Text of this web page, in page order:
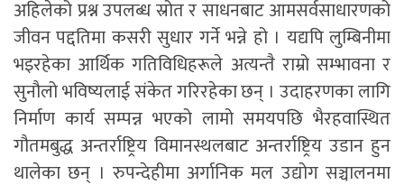
अहिलेको प्रश्न उपलब्ध स्रोत र साधनबाट आमसर्वसाधारणको
जीवन पद्दतिमा कसरी सुधार गर्ने भन्ने हो । यद्यपि लुम्बिनीमा
भइरहेका आर्थिक गतिविधिहरूले अत्यन्तै राम्रो सम्भावना र
सुनौलो भविष्यलाई संकेत गरिरहेका छन् । उदाहरणका लागि
निर्माण कार्य सम्पन्न भएको लामो समयपछि भैरहवास्थित
गौतमबुद्ध अन्तर्राष्ट्रिय विमानस्थलबाट अन्तर्राष्ट्रिय उडान हुन
थालेका छन् । रुपन्देहीमा अर्गानिक मल उद्योग सञ्चालनमा